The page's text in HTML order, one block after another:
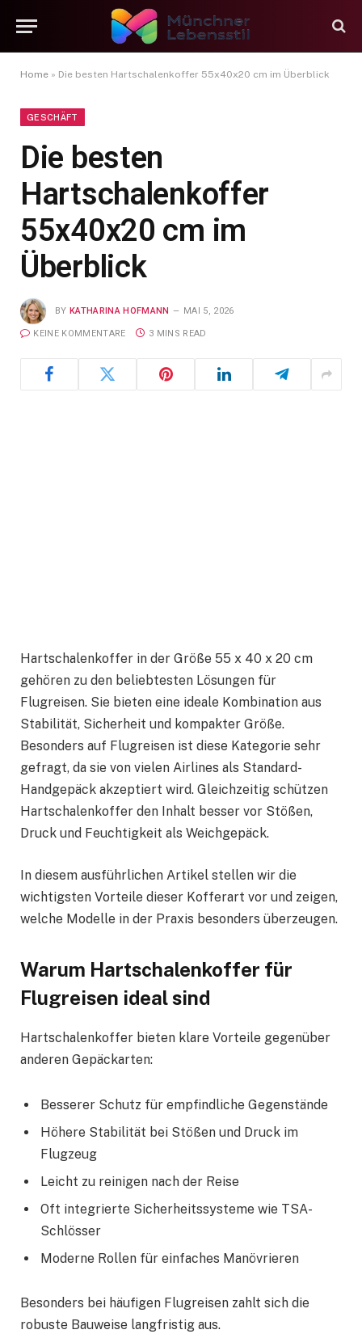
Home » Die besten Hartschalenkoffer 55x40x20 cm im Überblick
GESCHÄFT
Die besten
Hartschalenkoffer
55x40x20 cm im
Überblick
BY KATHARINA HOFMANN MAI 5, 2026
KEINE KOMMENTARE 3 MINS READ
Hartschalenkoffer in der Größe 55 x 40 x 20 cm
gehören zu den beliebtesten Lösungen für
Flugreisen. Sie bieten eine ideale Kombination aus
Stabilität, Sicherheit und kompakter Größe.
Besonders auf Flugreisen ist diese Kategorie sehr
gefragt, da sie von vielen Airlines als Standard-
Handgepäck akzeptiert wird. Gleichzeitig schützen
Hartschalenkoffer den Inhalt besser vor Stößen,
Druck und Feuchtigkeit als Weichgepäck.
In diesem ausführlichen Artikel stellen wir die
wichtigsten Vorteile dieser Kofferart vor und zeigen,
welche Modelle in der Praxis besonders überzeugen.
Warum Hartschalenkoffer für
Flugreisen ideal sind
Hartschalenkoffer bieten klare Vorteile gegenüber
anderen Gepäckarten:
Besserer Schutz für empfindliche Gegenstände
Höhere Stabilität bei Stößen und Druck im
Flugzeug
Leicht zu reinigen nach der Reise
Oft integrierte Sicherheitssysteme wie TSA-
Schlösser
Moderne Rollen für einfaches Manövrieren
Besonders bei häufigen Flugreisen zahlt sich die
robuste Bauweise langfristig aus.